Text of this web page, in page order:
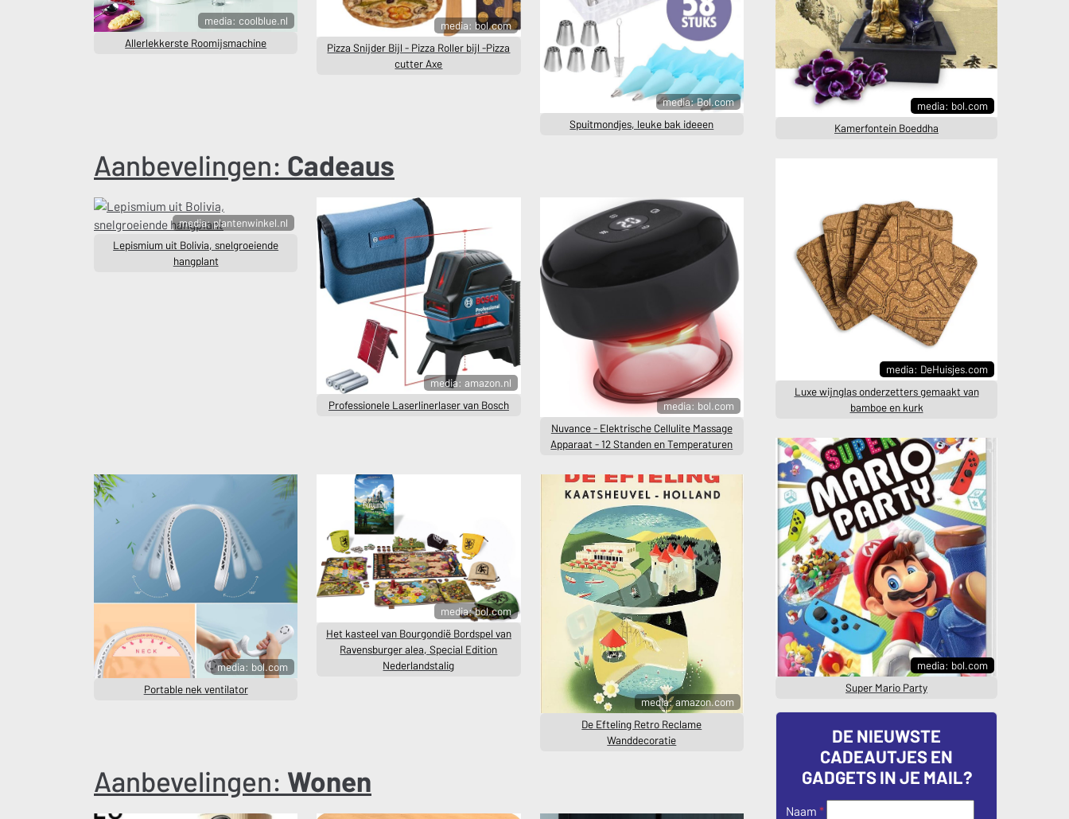
media: coolblue.nl
Allerlekkerste Roomijsmachine
media: bol.com
Pizza Snijder Bijl - Pizza Roller bijl -Pizza
cutter Axe
media: Bol.com
Spuitmondjes, leuke bak ideeen
Aanbevelingen: Cadeaus
media: plantenwinkel.nl
Lepismium uit Bolivia, snelgroeiende
hangplant
media: amazon.nl
Professionele Laserlinerlaser van Bosch
media: bol.com
Nuvance - Elektrische Cellulite Massage
Apparaat - 12 Standen en Temperaturen
media: bol.com
Portable nek ventilator
media: bol.com
Het kasteel van Bourgondië Bordspel van
Ravensburger alea, Special Edition
Nederlandstalig
media: amazon.com
De Efteling Retro Reclame
Wanddecoratie
Aanbevelingen: Wonen
media: bol.com
Kamerfontein Boeddha
media: DeHuisjes.com
Luxe wijnglas onderzetters gemaakt van
bamboe en kurk
media: bol.com
Super Mario Party
DE NIEUWSTE
CADEAUTJES EN
GADGETS IN JE MAIL?
Naam *